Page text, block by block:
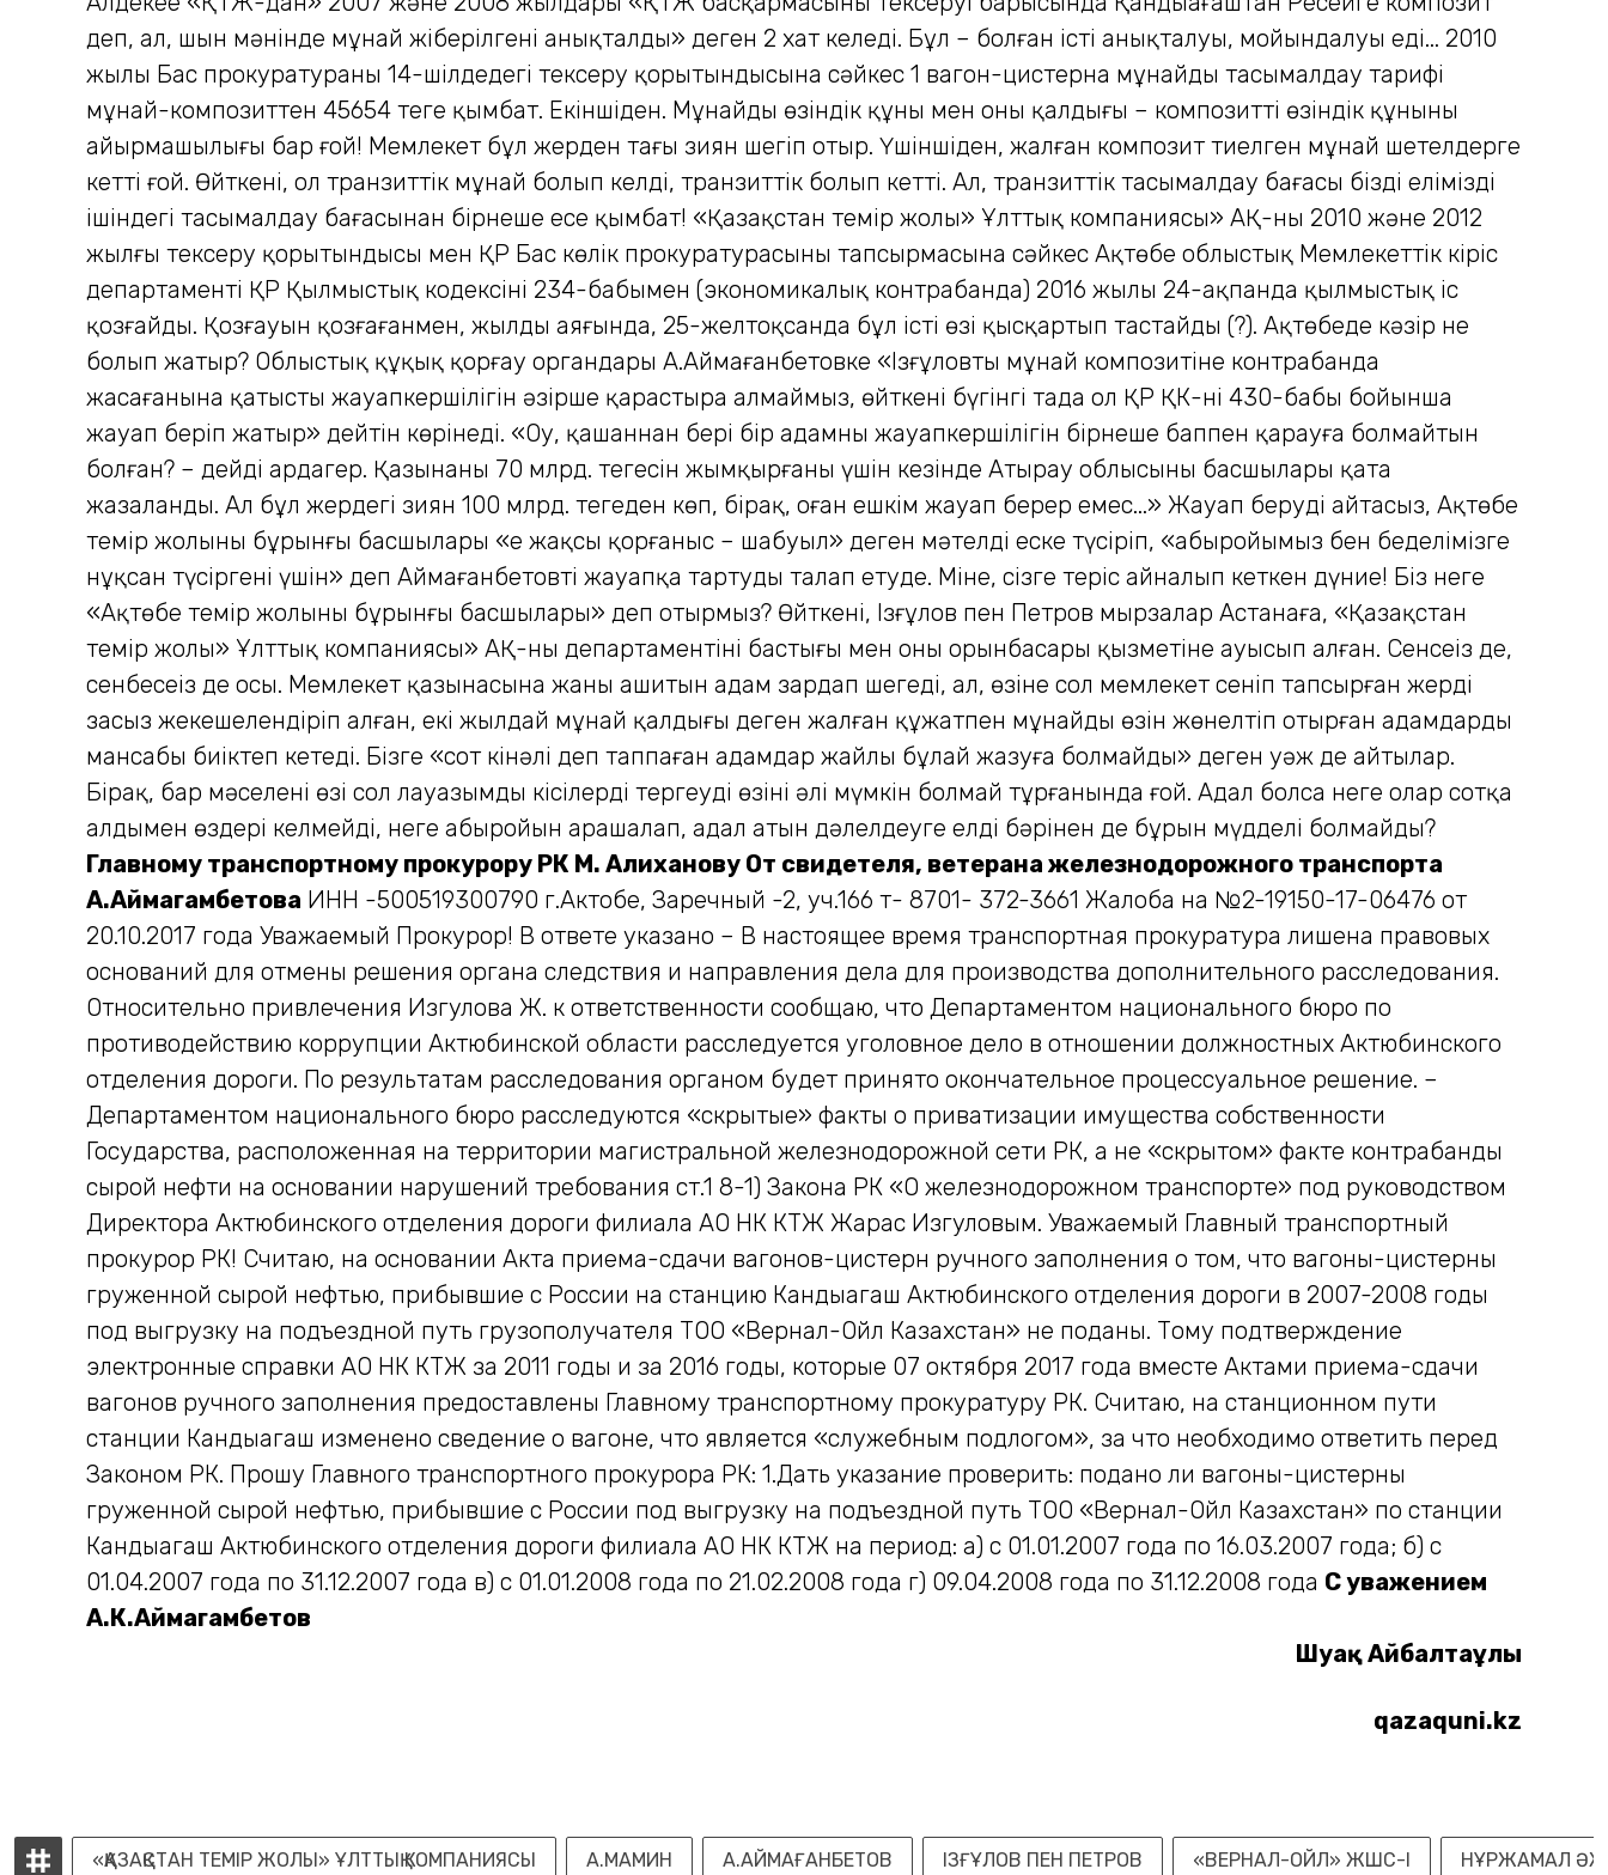
деп, ал, шын мәнінде мұнай жіберілгені анықталды» деген 2 хат келеді. Бұл – болған істің анықталуы, мойындалуы еді... 2010
жылы Бас прокуратураның 14-шілдедегі тексеру қорытындысына сәйкес 1 вагон-цистерна мұнайдың тасымалдау тарифі
мұнай-композиттен 45654 теңге қымбат. Екіншіден. Мұнайдың өзіндік құны мен оның қалдығы – композиттің өзіндік құнының
айырмашылығы бар ғой! Мемлекет бұл жерден тағы зиян шегіп отыр. Үшіншіден, жалған композит тиелген мұнай шетелдерге
кетті ғой. Өйткені, ол транзиттік мұнай болып келді, транзиттік болып кетті. Ал, транзиттік тасымалдау бағасы біздің еліміздің
ішіндегі тасымалдау бағасынан бірнеше есе қымбат! «Қазақстан темір жолы» Ұлттық компаниясы» АҚ-ның 2010 және 2012
жылғы тексеру қорытындысы мен ҚР Бас көлік прокуратурасының тапсырмасына сәйкес Ақтөбе облыстық Мемлекеттік кіріс
департаменті ҚР Қылмыстық кодексінің 234-бабымен (экономикалық контрабанда) 2016 жылы 24-ақпанда қылмыстық іс
қозғайды. Қозғауын қозғағанмен, жылдың аяғында, 25-желтоқсанда бұл істі өзі қысқартып тастайды (?). Ақтөбеде кәзір не
болып жатыр? Облыстық құқық қорғау органдары А.Аймағанбетовке «Ізғұловтың мұнай композитіне контрабанда
жасағанына қатысты жауапкершілігін әзірше қарастыра алмаймыз, өйткені бүгінгі таңда ол ҚР ҚК-нің 430-бабы бойынша
жауап беріп жатыр» дейтін көрінеді. «Оу, қашаннан бері бір адамның жауапкершілігін бірнеше баппен қарауға болмайтын
болған? – дейді ардагер. ­Қазынаның 70 млрд. теңгесін жымқырғаны үшін кезінде Атырау облысының басшылары қатаң
жазаланды. Ал бұл жердегі зиян 100 млрд. теңгеден көп, бірақ, оған ешкім жауап берер емес...» Жауап беруді айтасыз, Ақтөбе
темір жолының бұрынғы басшылары «ең жақсы қорғаныс – шабуыл» деген мәтелді еске түсіріп, «абыройымыз бен беделімізге
нұқсан түсіргені үшін» деп Аймағанбетовті жауапқа тартуды талап етуде. Міне, сізге теріс айналып кеткен дүние! Біз неге
«Ақтөбе темір жолының бұрынғы басшылары» деп отырмыз? Өйткені, Ізғұлов пен Петров мырзалар Астанаға, «Қазақстан
темір жолы» Ұлттық компаниясы» АҚ-ның департаментінің бастығы мен оның орынбасары қызметіне ауысып алған. Сенсеңіз де,
сенбесеңіз де осы. Мемлекет қазынасына жаны ашитын адам зардап шегеді, ал, өзіне сол мемлекет сеніп тапсырған жерді
заңсыз жекешелендіріп алған, екі жылдай мұнай қалдығы деген жалған құжатпен мұнайдың өзін жөнелтіп отырған адамдардың
мансабы биіктеп кетеді. Бізге «сот кінәлі деп таппаған адамдар жайлы бұлай жазуға болмайды» деген уәж де айтылар.
Бірақ, бар мәселенің өзі сол лауазымды кісілерді тергеудің өзінің әлі мүмкін болмай тұрғанында ғой. Адал болса неге олар сотқа
алдымен өздері келмейді, неге абыройын арашалап, адал атын дәлелдеуге елдің бәрінен де бұрын мүдделі болмайды?
Главному транспортному прокурору РК М. Алиханову От свидетеля, ветерана железнодорожного транспорта
А.Аймагамбетова ИНН -500519300790 г.Актобе, Заречный -2, уч.166 т- 8701- 372-3661 Жалоба на №2-19150-17-06476 от
20.10.2017 года Уважаемый Прокурор! В ответе указано – В настоящее время транспортная прокуратура лишена правовых
оснований для отмены решения органа следствия и направления дела для производства дополнительного расследования.
Относительно привлечения Изгулова Ж. к ответственности сообщаю, что Департаментом национального бюро по
противодействию коррупции Актюбинской области расследуется уголовное дело в отношении должностных Актюбинского
отделения дороги. По результатам расследования органом будет принято окончательное процессуальное решение. –
Департаментом национального бюро расследуются «скрытые» факты о приватизации имущества собственности
Государства, расположенная на территории магистральной железнодорожной сети РК, а не «скрытом» факте контрабанды
сырой нефти на основании нарушений требования ст.1 8-1) Закона РК «О железнодорожном транспорте» под руководством
Директора Актюбинского отделения дороги филиала АО НК КТЖ Жарас Изгуловым. Уважаемый Главный транспортный
прокурор РК! Считаю, на основании Акта приема-сдачи вагонов-цистерн ручного заполнения о том, что вагоны-цистерны
груженной сырой нефтью, прибывшие с России на станцию Кандыагаш Актюбинского отделения дороги в 2007-2008 годы
под выгрузку на подъездной путь грузополучателя ТОО «Вернал-Ойл Казахстан» не поданы. Тому подтверждение
электронные справки АО НК КТЖ за 2011 годы и за 2016 годы, которые 07 октября 2017 года вместе Актами приема-сдачи
вагонов ручного заполнения предоставлены Главному транспортному прокуратуру РК. Считаю, на станционном пути
станции Кандыагаш изменено сведение о вагоне, что является «служебным подлогом», за что необходимо ответить перед
Законом РК. Прошу Главного транспортного прокурора РК: 1.Дать указание проверить: подано ли вагоны-цистерны
груженной сырой нефтью, прибывшие с России под выгрузку на подъездной путь ТОО «Вернал-Ойл Казахстан» по станции
Кандыагаш Актюбинского отделения дороги филиала АО НК КТЖ на период: а) с 01.01.2007 года по 16.03.2007 года; б) с
01.04.2007 года по 31.12.2007 года в) с 01.01.2008 года по 21.02.2008 года г) 09.04.2008 года по 31.12.2008 года С уважением
А.К.Аймагамбетов
Шуақ Айбалтаұлы
qazaquni.kz
«ҚАЗАҚСТАН ТЕМІР ЖОЛЫ» ҰЛТТЫҚ КОМПАНИЯСЫ А.МАМИН А.АЙМАҒАНБЕТОВ ІЗҒҰЛОВ ПЕН ПЕТРОВ «ВЕРНАЛ-ОЙЛ» ЖШС-І НҰРЖАМАЛ